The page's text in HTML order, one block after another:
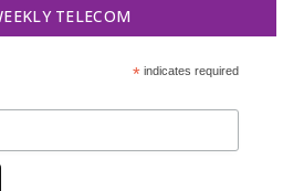
TELECOM
*indicates required